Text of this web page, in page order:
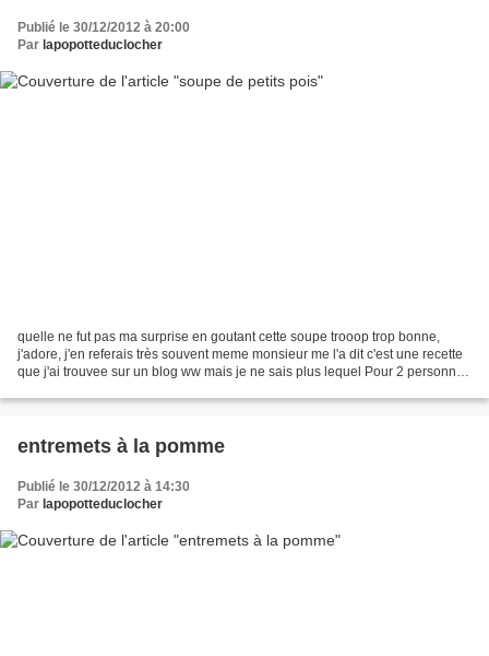
Publié le 30/12/2012 à 20:00
Par lapopotteduclocher
quelle ne fut pas ma surprise en goutant cette soupe trooop trop bonne,
j'adore, j'en referais très souvent meme monsieur me l'a dit c'est une recette
que j'ai trouvee sur un blog ww mais je ne sais plus lequel Pour 2 personnes
entremets à la pomme
Publié le 30/12/2012 à 14:30
Par lapopotteduclocher